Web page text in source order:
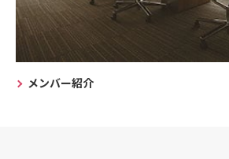
メンバー紹介